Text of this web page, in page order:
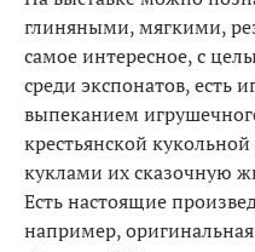
глиняными, мягкими,
самое интересное, с
среди экспонатов, есть
выпеканием
крестьянской
куклами их сказочную
Есть настоящие
например,